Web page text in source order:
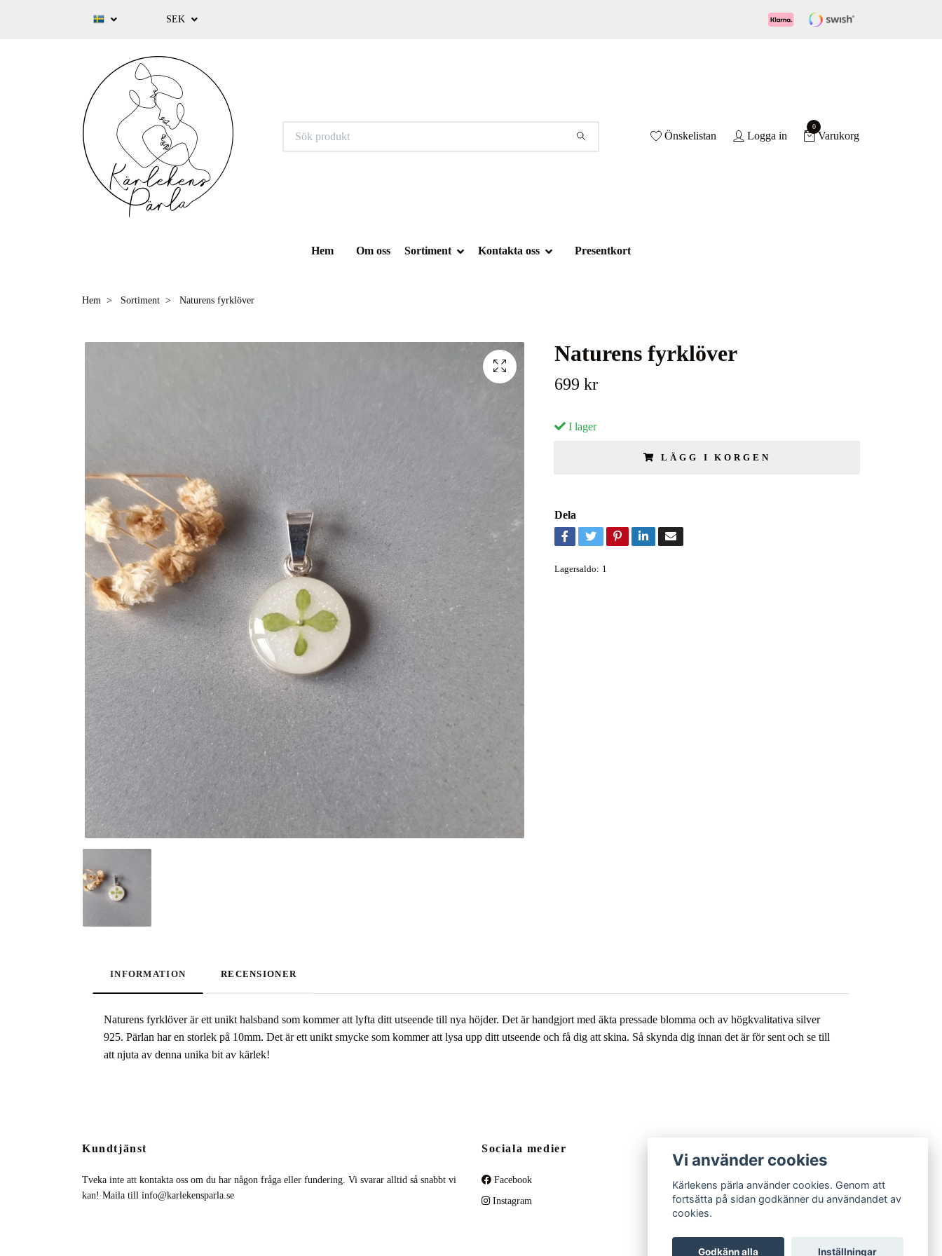
SEK
Önskelistan Logga in
0
Varukorg
Hem Om oss Sortiment Kontakta oss Presentkort
Hem Sortiment Naturens fyrklöver
Naturens fyrklöver
699 kr
I lager
LÄGG I KORGEN
Dela
Lagersaldo: 1
INFORMATION RECENSIONER
Naturens fyrklöver är ett unikt halsband som kommer att lyfta ditt utseende till nya höjder. Det är handgjort med äkta pressade blomma och av högkvalitativa silver
925. Pärlan har en storlek på 10mm. Det är ett unikt smycke som kommer att lysa upp ditt utseende och få dig att skina. Så skynda dig innan det är för sent och se till
att njuta av denna unika bit av kärlek!
Kundtjänst
Tveka inte att kontakta oss om du har någon fråga eller fundering. Vi svarar alltid så snabbt vi
kan! Maila till info@karlekensparla.se
Sociala medier
Facebook
Instagram
Vi använder cookies
Kärlekens pärla använder cookies. Genom att
fortsätta på sidan godkänner du användandet av
cookies.
Godkänn alla Inställningar